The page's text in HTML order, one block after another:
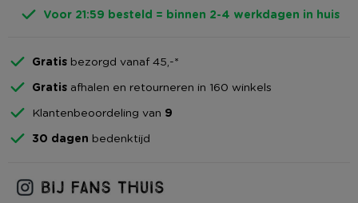
Voor 21:59 besteld = binnen 2-4 werkdagen in huis
Gratis bezorgd vanaf 45,-*
Gratis afhalen en retourneren in 160 winkels
Klantenbeoordeling van 9
30 dagen bedenktijd